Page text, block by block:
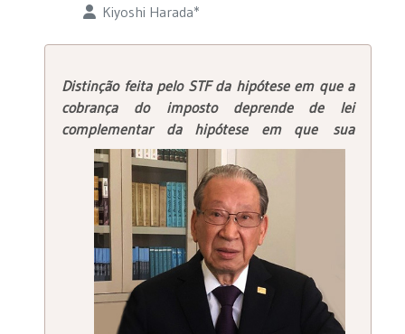
Detalhes Kiyoshi Harada*
Distinção feita pelo STF da hipótese em que a
cobrança do imposto deprende de lei
complementar da hipóteseem que sua